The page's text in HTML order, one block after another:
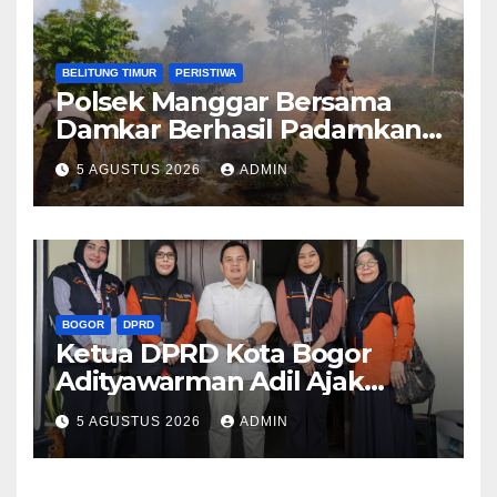
BELITUNG TIMUR PERISTIWA
Polsek Manggar Bersama
Damkar Berhasil Padamkan
Kebakaran Lahan di Desa
Sukamandi
5 AGUSTUS 2026 ADMIN
BOGOR DPRD
Ketua DPRD Kota Bogor
Adityawarman Adil Ajak
Warga Dukung Sensus
Ekonomi 2026
5 AGUSTUS 2026 ADMIN